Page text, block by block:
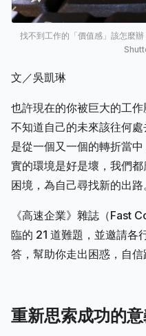
找不到工作的「價值感」該怎麼
文／吳凱琳
也許現在的你被巨大的工
不知道自己的未來該往何
是從一個又一個的轉折當
實的環境是好是壞，我們
困境，為自己尋找新的出路
《高速企業》雜誌（Fast
臨的 21 道難題，並邀請各
答，幫助你走出困惑，自信
重新思索成功的